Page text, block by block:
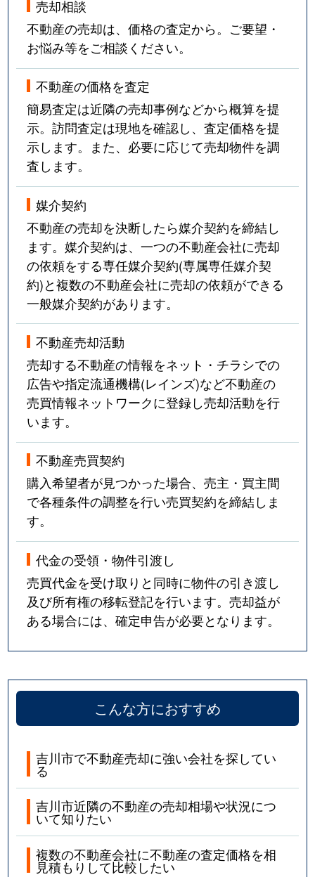
売却相談
不動産の売却は、価格の査定から。ご要望・
お悩み等をご相談ください。
不動産の価格を査定
簡易査定は近隣の売却事例などから概算を提
示。訪問査定は現地を確認し、査定価格を提
示します。また、必要に応じて売却物件を調
査します。
媒介契約
不動産の売却を決断したら媒介契約を締結し
ます。媒介契約は、一つの不動産会社に売却
の依頼をする専任媒介契約(専属専任媒介契
約)と複数の不動産会社に売却の依頼ができる
一般媒介契約があります。
不動産売却活動
売却する不動産の情報をネット・チラシでの
広告や指定流通機構(レインズ)など不動産の
売買情報ネットワークに登録し売却活動を行
います。
不動産売買契約
購入希望者が見つかった場合、売主・買主間
で各種条件の調整を行い売買契約を締結しま
す。
代金の受領・物件引渡し
売買代金を受け取りと同時に物件の引き渡し
及び所有権の移転登記を行います。売却益が
ある場合には、確定申告が必要となります。
こんな方におすすめ
吉川市で不動産売却に強い会社を探してい
る
吉川市近隣の不動産の売却相場や状況につ
いて知りたい
複数の不動産会社に不動産の査定価格を相
見積もりして比較したい